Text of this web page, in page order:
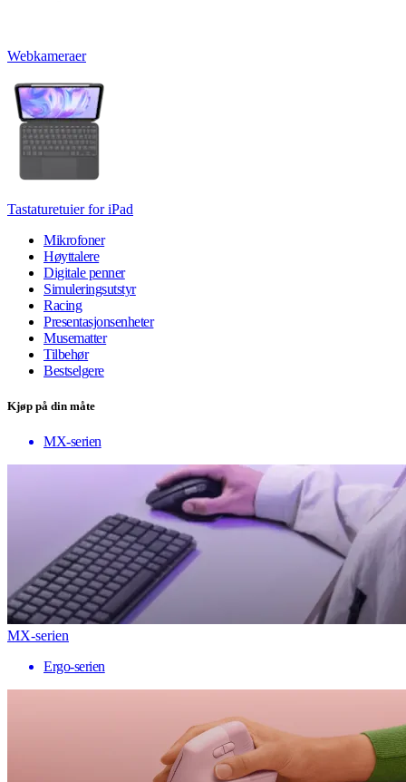
Webkameraer
Tastaturetuier for iPad
Mikrofoner
Høyttalere
Digitale penner
Simuleringsutstyr
Racing
Presentasjonsenheter
Musematter
Tilbehør
Bestselgere
Kjøp på din måte
MX-serien
MX-serien
Ergo-serien